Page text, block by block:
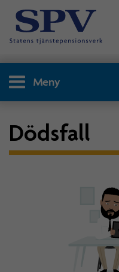
Meny
Dödsfall